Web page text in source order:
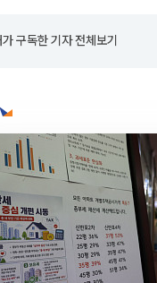
가 구독한 기자 전체보기